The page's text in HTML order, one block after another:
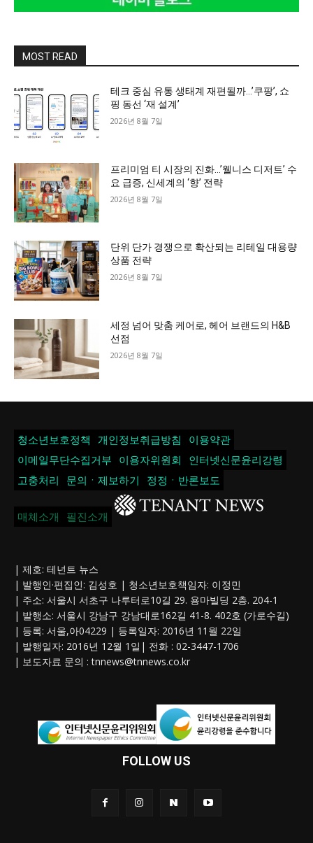
MOST READ
테크 중심 유통 생태계 재편될까…’쿠팡’, 쇼
핑 동선 ‘재 설계’
2026년 8월 7일
프리미엄 티 시장의 진화…’웰니스 디저트’ 수
요 급증, 신세계의 ‘향’ 전략
2026년 8월 7일
단위 단가 경쟁으로 확산되는 리테일 대용량
상품 전략
2026년 8월 7일
세정 넘어 맞춤 케어로, 헤어 브랜드의 H&B
선점
2026년 8월 7일
청소년보호정책 개인정보취급방침
이용약관
이메일무단수집거부
이용자위원회
인터넷신문윤리강령
고충처리
문의ㆍ제보하기 정정ㆍ반론보도
매체소개 필진소개
| 제호: 테넌트 뉴스
| 발행인·편집인: 김성호 | 청소년보호책임자: 이정민
| 주소: 서울시 서초구 나루터로10길 29. 용마빌딩 2층. 204-1
| 발행소: 서울시 강남구 강남대로162길 41-8. 402호 (가로수길)
| 등록: 서울,아04229 | 등록일자: 2016년 11월 22일
| 발행일자: 2016년 12월 1일| 전화 : 02-3447-1706
| 보도자료 문의 :tnnews@tnnews.co.kr
FOLLOW US